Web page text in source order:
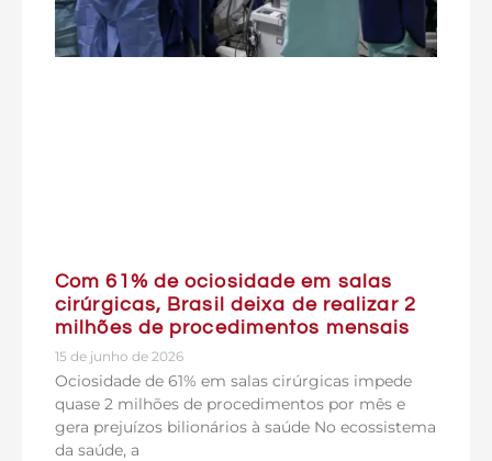
Com 61% de ociosidade em salas
cirúrgicas, Brasil deixa de realizar 2
milhões de procedimentos mensais
15 de junho de 2026
Ociosidade de 61% em salas cirúrgicas impede
quase 2 milhões de procedimentos por mês e
gera prejuízos bilionários à saúde No ecossistema
da saúde, a